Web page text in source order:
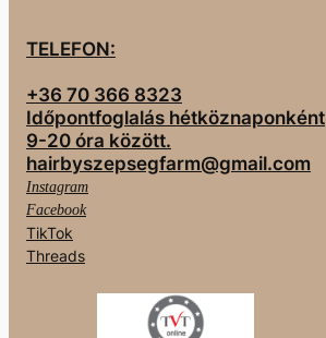
TELEFON:
+36 70 366 8323
Időpontfoglalás hétköznaponként
9-20 óra között.
hairbyszepsegfarm@gmail.com
Instagram
Facebook
TikTok
Threads